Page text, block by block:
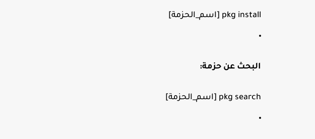
pkg install [اسم_الحزمة]
البحث عن حزمة:
pkg search [اسم_الحزمة]